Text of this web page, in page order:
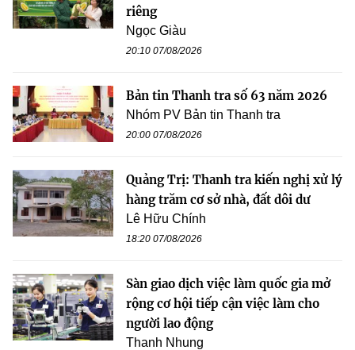
riêng
Ngọc Giàu
20:10 07/08/2026
Bản tin Thanh tra số 63 năm 2026
Nhóm PV Bản tin Thanh tra
20:00 07/08/2026
Quảng Trị: Thanh tra kiến nghị xử lý
hàng trăm cơ sở nhà, đất dôi dư
Lê Hữu Chính
18:20 07/08/2026
Sàn giao dịch việc làm quốc gia mở
rộng cơ hội tiếp cận việc làm cho
người lao động
Thanh Nhung